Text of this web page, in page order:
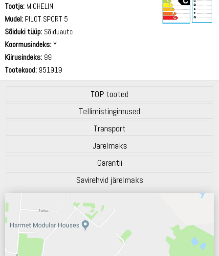
Tootja: MICHELIN
Mudel: PILOT SPORT 5
Sõiduki tüüp: Sõiduauto
Koormusindeks:Y
Kiirusindeks: 99
Tootekood: 951919
TOP tooted
Tellimistingimused
Transport
Järelmaks
Garantii
Savirehvid järelmaks